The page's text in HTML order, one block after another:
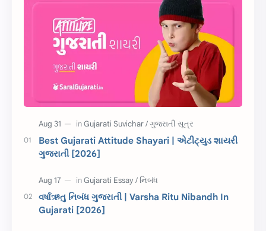
આરતી
અહેવાલ લેખન શુભેચ્છા સંદેશ
ગુજરાતી શબ્દો
ધોરણ 5 માહિતી
ગુજરાતી સૂત્ર
ચાલીસા
દિવાળી સમાનાર્થી શબ્દો
સ્પીચ ગુજરાતી
Best Gujarati Attitude Shayari | એટીટ્યુડ શાયરી
ગુજરાતી [2026]
વર્ષાઋતુ નિબંધ ગુજરાતી | Varsha Ritu Nibandh In
Gujarati [2026]